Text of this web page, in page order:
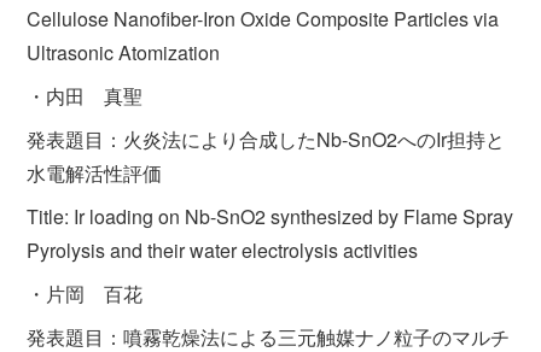
Cellulose Nanofiber-Iron Oxide Composite Particles via
Ultrasonic Atomization
・内田 真聖
発表題目：火炎法により合成したNb-SnO2へのIr担持と
水電解活性評価
Title: Ir loading on Nb-SnO2 synthesized by Flame Spray
Pyrolysis and their water electrolysis activities
・片岡 百花
発表題目：噴霧乾燥法による三元触媒ナノ粒子のマルチ